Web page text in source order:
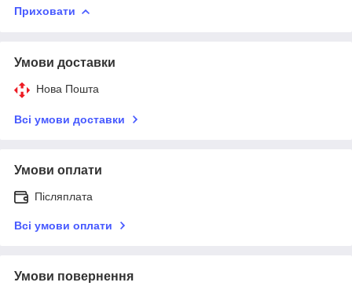
Приховати
Умови доставки
Нова Пошта
Всі умови доставки
Умови оплати
Післяплата
Всі умови оплати
Умови повернення